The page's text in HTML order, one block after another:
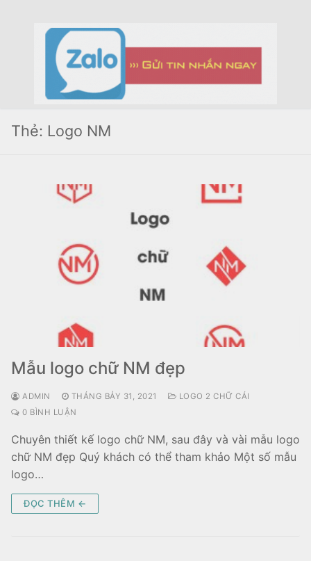
Thẻ: Logo NM
Mẫu logo chữ NM đẹp
ADMIN THÁNG BẢY 31, 2021
LOGO 2 CHỮ CÁI
0 BÌNH LUẬN
Chuyên thiết kế logo chữ NM, sau đây và vài mẫu logo
chữ NM đẹp Quý khách có thể tham khảo Một số mẫu
logo…
ĐỌC THÊM ←